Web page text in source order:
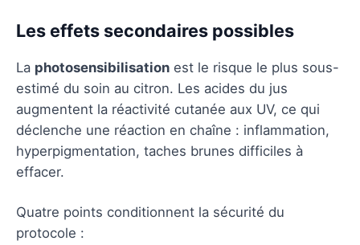
Les effets secondaires possibles
La photosensibilisation est le risque le plus sous-
estimé du soin au citron. Les acides du jus
augmentent la réactivité cutanée aux UV, ce qui
déclenche une réaction en chaîne : inflammation,
hyperpigmentation, taches brunes difficiles à
effacer.
Quatre points conditionnent la sécurité du
protocole :